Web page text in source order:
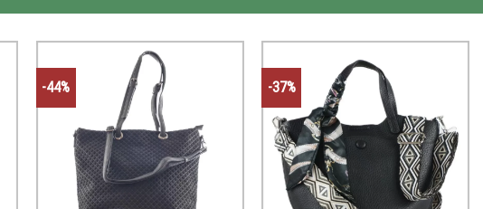
-44% -37%